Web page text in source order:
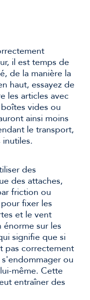
il est temps de
de la manière la
haut, essayez de
les articles avec
vides ou
ainsi moins
le transport,
des
des attaches,
friction ou
fixer les
et le vent
sur les
signifie que si
pas correctement
ou
même. Cette
entraîner des